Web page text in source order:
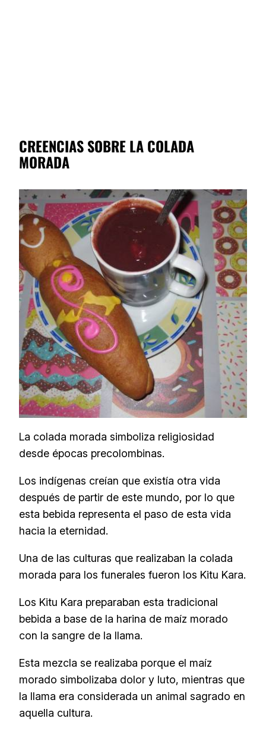
CREENCIAS SOBRE LA COLADA
MORADA
La colada morada simboliza religiosidad
desde épocas precolombinas.
Los indígenas creían que existía otra vida
después de partir de este mundo, por lo que
esta bebida representa el paso de esta vida
hacia la eternidad.
Una de las culturas que realizaban la colada
morada para los funerales fueron los Kitu Kara.
Los Kitu Kara preparaban esta tradicional
bebida a base de la harina de maíz morado
con la sangre de la llama.
Esta mezcla se realizaba porque el maíz
morado simbolizaba dolor y luto, mientras que
la llama era considerada un animal sagrado en
aquella cultura.